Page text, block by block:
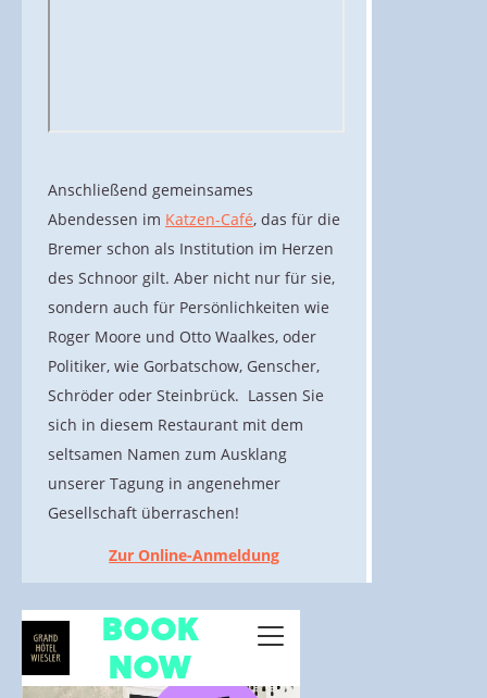
Anschließend gemeinsames
Abendessen im Katzen-Café, das für die
Bremer schon als Institution im Herzen
des Schnoor gilt. Aber nicht nur für sie,
sondern auch für Persönlichkeiten wie
Roger Moore und Otto Waalkes, oder
Politiker, wie Gorbatschow, Genscher,
Schröder oder Steinbrück. Lassen Sie
sich in diesem Restaurant mit dem
seltsamen Namen zum Ausklang
unserer Tagung in angenehmer
Gesellschaft überraschen!
Zur Online-Anmeldung